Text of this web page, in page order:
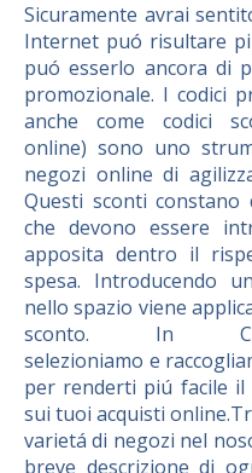
Sicuramente avrai
Internet puó risultare
puó esserlo ancora di
promozionale. I codici
anche come codici
online) sono uno
negozi online di
Questi sconti constano
che devono essere
apposita dentro il
spesa. Introducendo
nello spazio viene
sconto. In Codici-
selezioniamo e
per renderti piú facile il
sui tuoi acquisti
varietá di negozi nel
breve descrizione di